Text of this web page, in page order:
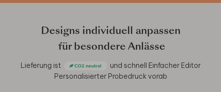
Designs individuell anpassen
für besondere Anlässe
Lieferung ist und schnell Einfacher Editor
Personalisierter Probedruck vorab